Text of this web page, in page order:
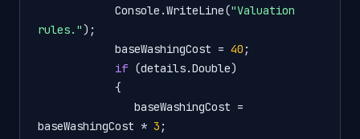
            Console.WriteLine(
"Valuation
rules.");
            baseWashingCost =
40 ;
if (details.Double)
baseWashingCost * 3 ;